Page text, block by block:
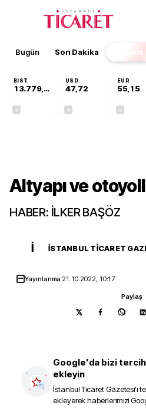
Bugün Son Dakika Finans
BIST
13.779,39
USD
47,72
EUR
55,15
Altyapı ve
HABER: İLKER BAŞÖZ
İ İSTANBUL TICARET
Yayınlanma 21.10.2022, 10:17
Paylaş
Google'da bizi
ekleyin
İstanbul Ticaret Gazetesi'i
ekleyerek haberlerimizi